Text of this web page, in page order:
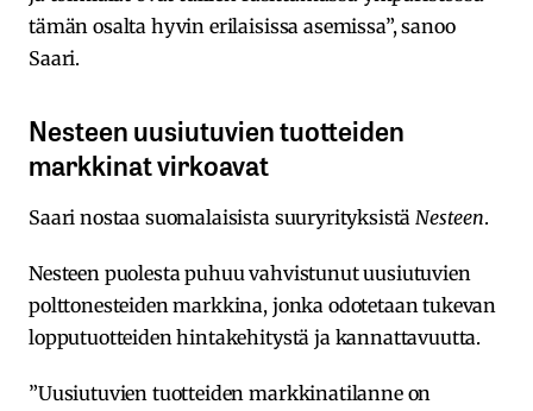
tämän osalta hyvin erilaisissa asemissa”, sanoo
Saari.
Nesteen uusiutuvien tuotteiden
markkinat virkoavat
Saari nostaa suomalaisista suuryrityksistä Nesteen.
Nesteen puolesta puhuu vahvistunut uusiutuvien
polttonesteiden markkina, jonka odotetaan tukevan
lopputuotteiden hintakehitystä ja kannattavuutta.
”Uusiutuvien tuotteiden markkinatilanne on